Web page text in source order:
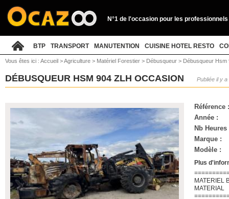
N°1 de l'occasion pour les professionnels
BTP TRANSPORT MANUTENTION CUISINE HOTEL RESTO
Vous êtes ici : Accueil >Agriculture > Matériel Forestier > Débusqueur > Débusqueur Hsm
DÉBUSQUEUR HSM 904 ZLH OCCASION Publiée il y
Référence :
Année :
Nb Heures
Marque :
Modèle :
Plus
MATERIEL
MATERIAL